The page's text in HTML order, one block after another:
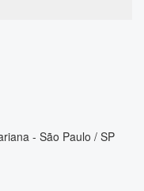
- São Paulo / SP